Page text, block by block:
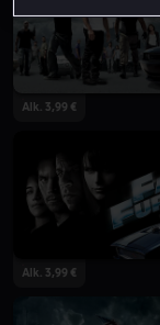
Alk. 3,99 €
Alk. 3,99 €